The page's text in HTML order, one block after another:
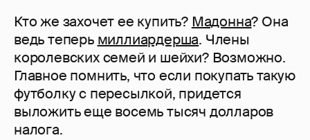
Кто же захочет ее купить? Мадонна? Она
ведь теперь миллиардерша. Члены
королевских семей и шейхи? Возможно.
Главное помнить, что если покупать такую
футболку с пересылкой, придется
выложить еще восемь тысяч долларов
налога.